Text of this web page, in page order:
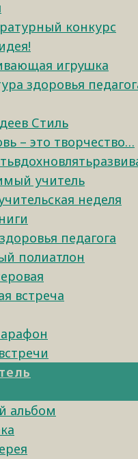
конкурс
игрушка
здоровья
Стиль
– это творчество…
учитель
неделя
педагога
полиатлон
встреча
альбом